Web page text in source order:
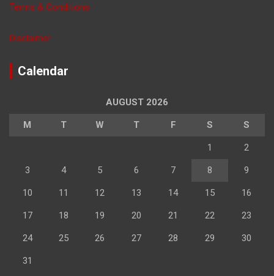
Terms & Conditions
Disclaimer
Calendar
AUGUST 2026
M T W T F S S
1 2
3 4 5 6 7 8 9
10 11 12 13 14 15 16
17 18 19 20 21 22 23
24 25 26 27 28 29 30
31